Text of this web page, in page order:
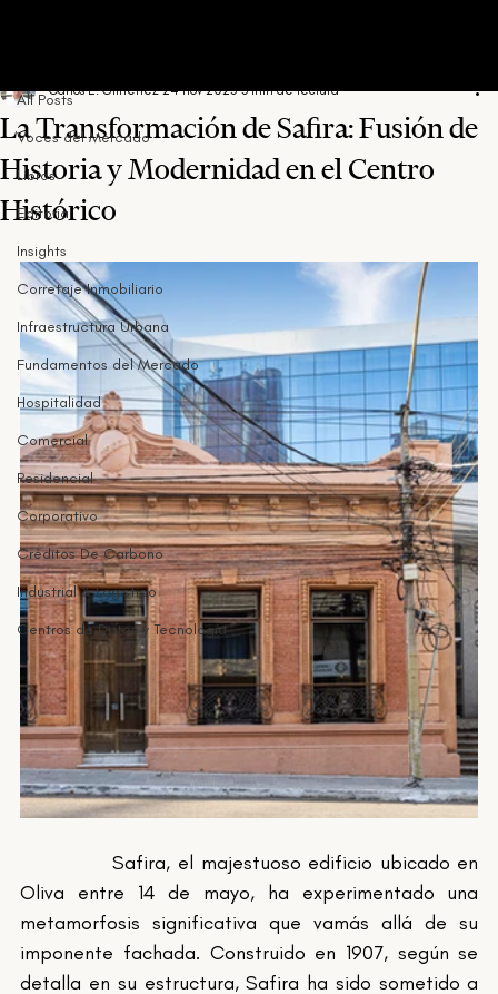
All Posts
Voces del Mercado
Libros
Editorial
Insights
Corretaje Inmobiliario
Infraestructura Urbana
Fundamentos del Mercado
Hospitalidad
Comercial
Residencial
Corporativo
Créditos De Carbono
Industrial & Logistico
Centros de Datos y Tecnología
La Transformación de Safira: Fusión de
Historia y Modernidad en el Centro
Histórico
Carlos E. Gimenez 24 nov 2023 3 min de lectura
		Safira, el majestuoso edificio ubicado en
Oliva entre 14 de mayo, ha experimentado una
metamorfosis significativa que vamás allá de su
imponente fachada. Construido en 1907, según se
detalla en su estructura, Safira ha sido sometido a